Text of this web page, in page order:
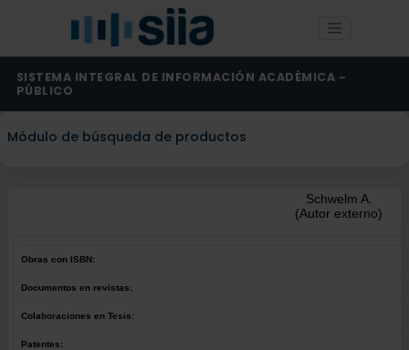
SISTEMA INTEGRAL DE INFORMACIÓN ACADÉMICA -
PÚBLICO
Módulo de búsqueda de productos
Schwelm A.
(Autor externo)
Obras con ISBN:
Documentos en revistas:
Colaboraciones en Tesis:
Patentes: